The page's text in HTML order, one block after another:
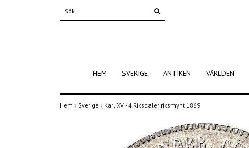
HEM SVERIGE ANTIKEN VÄRLDEN
Hem › Sverige › Karl XV - 4 Riksdaler riksmynt 1869